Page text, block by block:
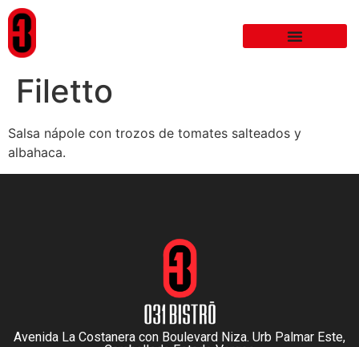
Filetto
Salsa nápole con trozos de tomates salteados y
albahaca.
Avenida La Costanera con Boulevard Niza. Urb Palmar Este,